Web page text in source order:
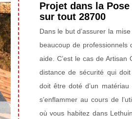
Projet dans la
sur tout 28700
Dans le but d’assurer la
beaucoup de
aide. C’est le cas de
distance de sécurité qui
doit être doté d’un
s’enflammer au cours de
où vous habitez dans